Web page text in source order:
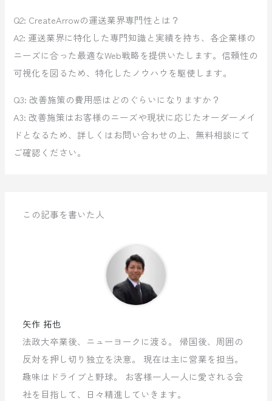
Q2: CreateArrowの運送業界専門性とは？
A2: 運送業界に特化した専門知識と実績を持ち、各企業様の
ニーズに合った最適なWeb戦略を提供いたします。信頼性の
可視化を図るため、特化したノウハウを駆使します。
Q3: 改善施策の費用感はどのぐらいになりますか？
A3: 改善施策はお客様のニーズや現状に応じたオーダーメイ
ドとなるため、詳しくはお問い合わせの上、無料相談にて
ご確認ください。
この記事を書いた人
矢作 拓也
法政大卒業後、ニューヨークに渡る。 帰国後、周囲の
反対を押し切り独立を決意。 現在は主に営業を担当。
趣味はドライブと野球。 お客様一人一人に愛される会
社を目指して、日々精進していきます。